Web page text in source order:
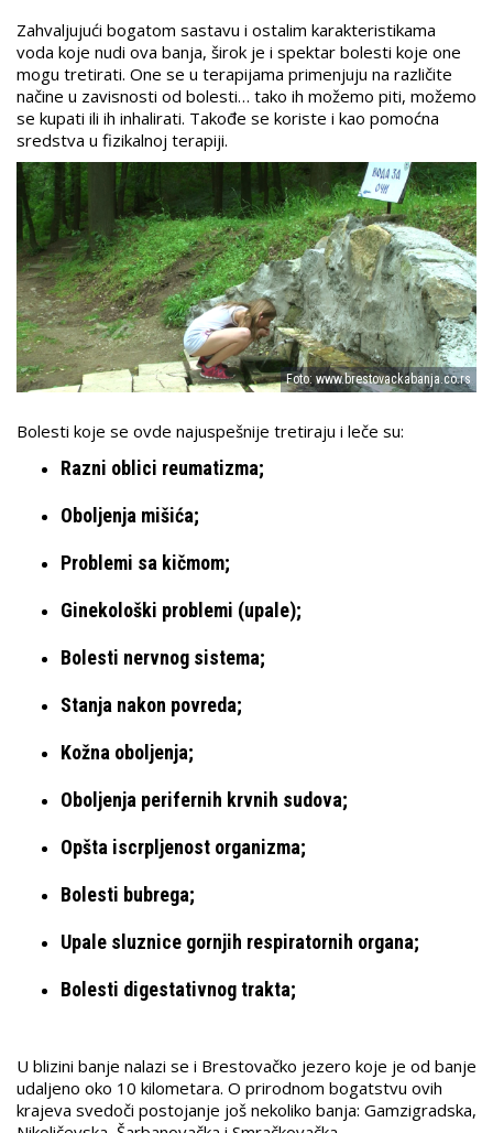
Zahvaljujući bogatom sastavu i ostalim karakteristikama
voda koje nudi ova banja, širok je i spektar bolesti koje one
mogu tretirati. One se u terapijama primenjuju na različite
načine u zavisnosti od bolesti… tako ih možemo piti, možemo
se kupati ili ih inhalirati. Takođe se koriste i kao pomoćna
sredstva u fizikalnoj terapiji.
Foto: www.brestovackabanja.co.rs
Bolesti koje se ovde najuspešnije tretiraju i leče su:
Razni oblici reumatizma;
Oboljenja mišića;
Problemi sa kičmom;
Ginekološki problemi (upale);
Bolesti nervnog sistema;
Stanja nakon povreda;
Kožna oboljenja;
Oboljenja perifernih krvnih sudova;
Opšta iscrpljenost organizma;
Bolesti bubrega;
Upale sluznice gornjih respiratornih organa;
Bolesti digestativnog trakta;
U blizini banje nalazi se i Brestovačko jezero koje je od banje
udaljeno oko 10 kilometara. O prirodnom bogatstvu ovih
krajeva svedoči postojanje još nekoliko banja: Gamzigradska,